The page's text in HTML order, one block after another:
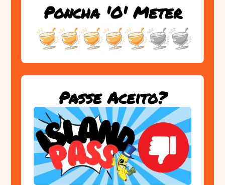
Poncha 'O' Meter
Passe Aceito?